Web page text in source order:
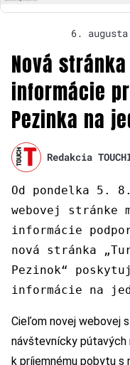
6. augusta
Nová
informácie
Pezinka na
Redakcia
Od pondelka 5.
webovej stránke
informácie
nová stránka
Pezinok“
informácie na
Cieľom novej webovej
návštevnícky
k príjemnému pobytu s